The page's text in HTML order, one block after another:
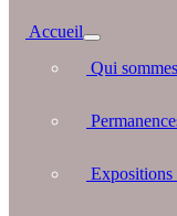
Accueil
Qui
Expositions